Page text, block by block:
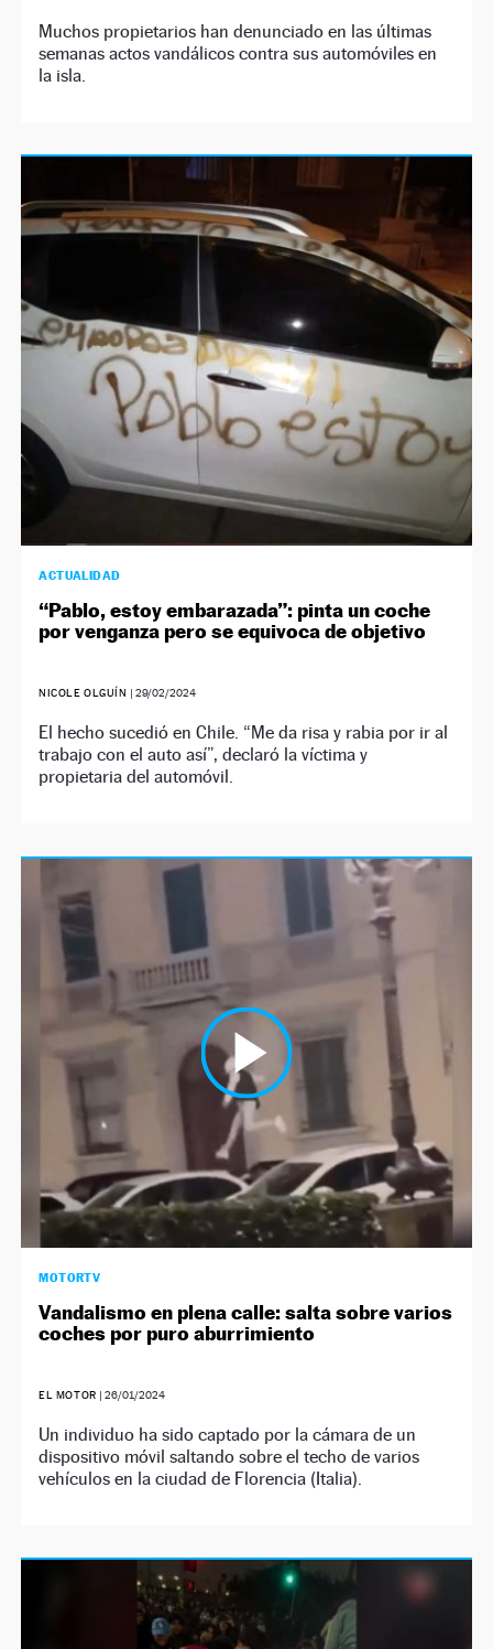
Muchos propietarios han denunciado en las últimas
semanas actos vandálicos contra sus automóviles en
la isla.
ACTUALIDAD
“Pablo, estoy embarazada”: pinta un coche
por venganza pero se equivoca de objetivo
NICOLE OLGUÍN | 29/02/2024
El hecho sucedió en Chile. “Me da risa y rabia por ir al
trabajo con el auto así”, declaró la víctima y
propietaria del automóvil.
MOTORTV
Vandalismo en plena calle: salta sobre varios
coches por puro aburrimiento
EL MOTOR | 26/01/2024
Un individuo ha sido captado por la cámara de un
dispositivo móvil saltando sobre el techo de varios
vehículos en la ciudad de Florencia (Italia).